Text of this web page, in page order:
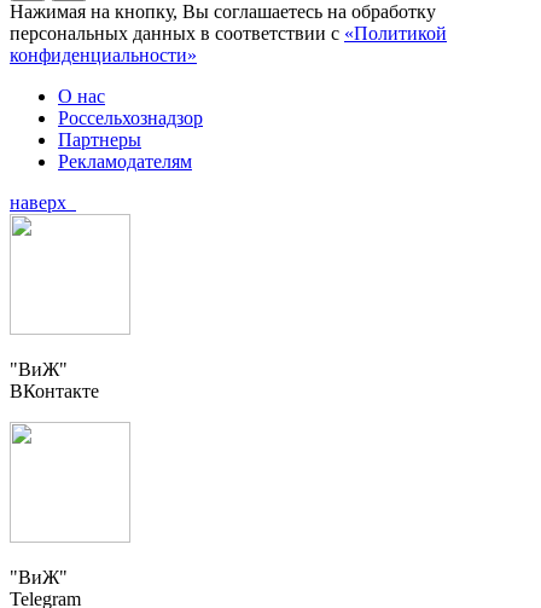
Нажимая на кнопку, Вы соглашаетесь на обработку
персональных данных в соответствии с «Политикой
конфиденциальности»
О нас
Россельхознадзор
Партнеры
Рекламодателям
наверх
"ВиЖ"
ВКонтакте
"ВиЖ"
Telegram